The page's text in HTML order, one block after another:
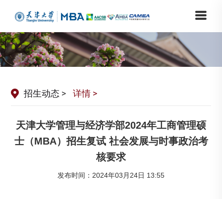
招生动态 > 详情 >
天津大学管理与经济学部2024年工商管理硕
士（MBA）招生复试 社会发展与时事政治考
核要求
发布时间：2024年03月24日 13:55